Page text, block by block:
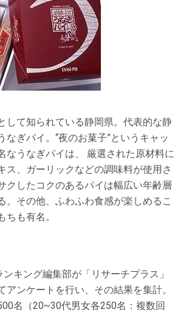
して知られている静岡県。代表的な静
なぎパイ。“夜のお菓子”というキャッ
なうなぎパイは、 厳選された原材料に
ス、ガーリックなどの調味料が使用さ
クしたコクのあるパイは幅広い年齢層
。その他、ふわふわ食感が楽しめるこ
ちも有名。
キング編集部が「リサーチプラス」
アンケートを行い、その結果を集計。
名（20~30代男女各250名：複数回